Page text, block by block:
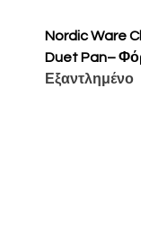
Nordic Ware
Duet Pan–
Εξαντλημένο